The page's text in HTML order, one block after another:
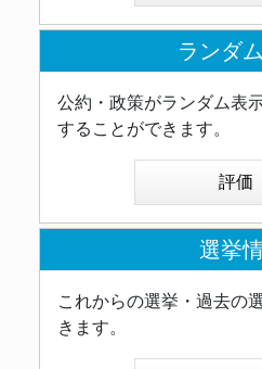
ランダ
公約・政策がランダム表
することができます。
評価
選挙
これからの選挙・過去の
きます。